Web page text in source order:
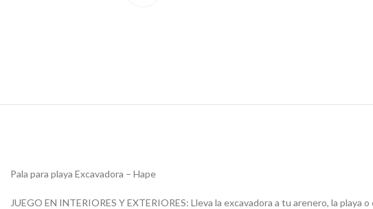
Pala para playa Excavadora – Hape
JUEGO EN INTERIORES Y EXTERIORES: Lleva la excavadora a tu arenero, la